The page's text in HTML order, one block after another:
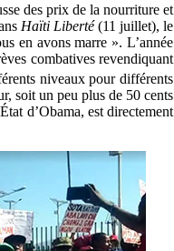
des prix de la nourriture et
Haïti Liberté(11 juillet), le
en avons marre ». L’année
combatives revendiquant
niveaux pour différents
soit un peu plus de 50 cents
d’Obama, est directement